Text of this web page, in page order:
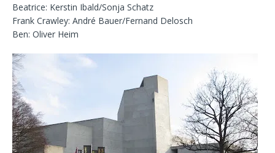
Beatrice: Kerstin Ibald/Sonja Schatz
Frank Crawley: André Bauer/Fernand Delosch
Ben: Oliver Heim